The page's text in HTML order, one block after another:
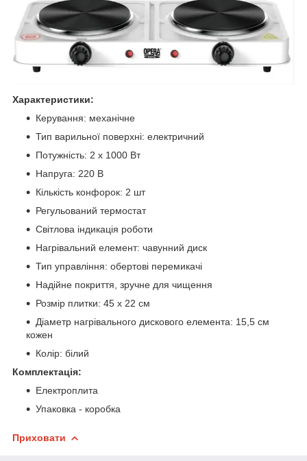
Характеристики:
Керування: механічне
Тип варильної поверхні: електричний
Потужність: 2 х 1000 Вт
Напруга: 220 В
Кількість конфорок: 2 шт
Регульований термостат
Світлова індикація роботи
Нагрівальний елемент: чавунний диск
Тип управління: обертові перемикачі
Надійне покриття, зручне для чищення
Розмір плитки: 45 х 22 см
Діаметр нагрівального дискового елемента: 15,5 см
кожен
Колір: білий
Комплектація:
Електроплита
Упаковка - коробка
Приховати